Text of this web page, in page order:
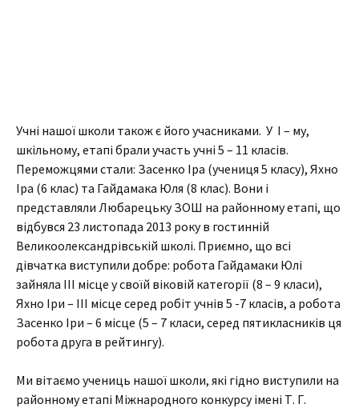
Учні нашої школи також є його учасниками. У І – му,
шкільному, етапі брали участь учні 5 – 11 класів.
Переможцями стали: Засенко Іра (учениця 5 класу), Яхно
Іра (6 клас) та Гайдамака Юля (8 клас). Вони і
представляли Любарецьку ЗОШ на районному етапі, що
відбувся 23 листопада 2013 року в гостинній
Великоолександрівській школі. Приємно, що всі
дівчатка виступили добре: робота Гайдамаки Юлі
зайняла ІІІ місце у своїй віковій категорії (8 – 9 класи),
Яхно Іри – ІІІ місце серед робіт учнів 5 -7 класів, а робота
Засенко Іри – 6 місце (5 – 7 класи, серед пятикласників ця
робота друга в рейтингу).
Ми вітаємо учениць нашої школи, які гідно виступили на
районному етапі Міжнародного конкурсу імені Т. Г.